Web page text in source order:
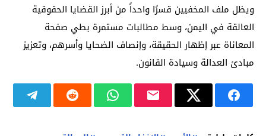
ويظل ملف المخفيين قسرًا واحداً من أبرز القضايا الحقوقية
العالقة في اليمن، وسط مطالبات مستمرة بطي صفحة
المعاناة عبر إظهار الحقيقة، وإنصاف الضحايا وأسرهم، وتعزيز
مبادئ العدالة وسيادة القانون.